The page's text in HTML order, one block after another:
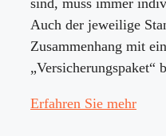
Auch der jeweilige
Zusammenhang mit
„Versicherungspaket“
Erfahren Sie mehr